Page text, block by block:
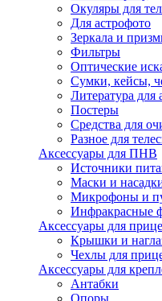
Окуляры для
Для астрофото
Зеркала и
Фильтры
Оптические
Сумки, кейсы,
Литература для
Постеры
Средства для
Разное для
Аксессуары для ПНВ
Источники
Маски и
Микрофоны и
Инфракрасные
Аксессуары для
Крышки и
Чехлы для
Аксессуары для
Антабки
Опоры